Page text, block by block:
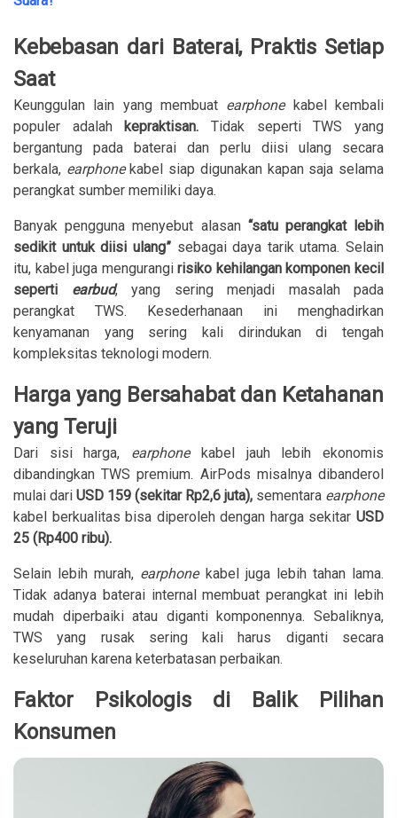
Kebebasan dari Baterai, Praktis Setiap
Saat
Keunggulan lain yang membuat earphonekabel kembali
populer adalah kepraktisan. Tidak seperti TWS yang
bergantung pada baterai dan perlu diisi ulang secara
berkala, earphonekabel siap digunakan kapan saja selama
perangkat sumber memiliki daya.
Banyak pengguna menyebut alasan “satu perangkat lebih
sedikit untuk diisi ulang”sebagai daya tarik utama. Selain
itu, kabel juga mengurangirisiko kehilangan komponen kecil
seperti earbud, yang sering menjadi masalah pada
perangkat TWS. Kesederhanaan ini menghadirkan
kenyamanan yang sering kali dirindukan di tengah
kompleksitas teknologi modern.
Harga yang Bersahabat dan Ketahanan
yang Teruji
Dari sisi harga, earphonekabel jauh lebih ekonomis
dibandingkan TWS premium. AirPods misalnya dibanderol
mulai dari USD 159 (sekitar Rp2,6 juta), sementara earphone
kabel berkualitas bisa diperoleh dengan harga sekitar USD
25 (Rp400 ribu).
Selain lebih murah, earphonekabel juga lebih tahan lama.
Tidak adanya baterai internal membuat perangkat ini lebih
mudah diperbaiki atau diganti komponennya. Sebaliknya,
TWS yang rusak sering kali harus diganti secara
keseluruhan karena keterbatasan perbaikan.
Faktor Psikologis di Balik Pilihan
Konsumen